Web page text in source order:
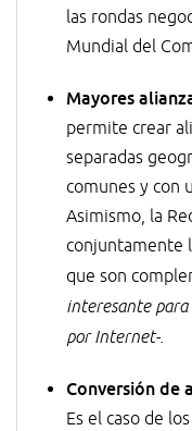
las rondas
Mundial del
Mayores
permite crear
separadas
comunes y con
Asimismo, la
conjuntamente
que son
interesante para
por Internet-.
Conversión de
Es el caso de